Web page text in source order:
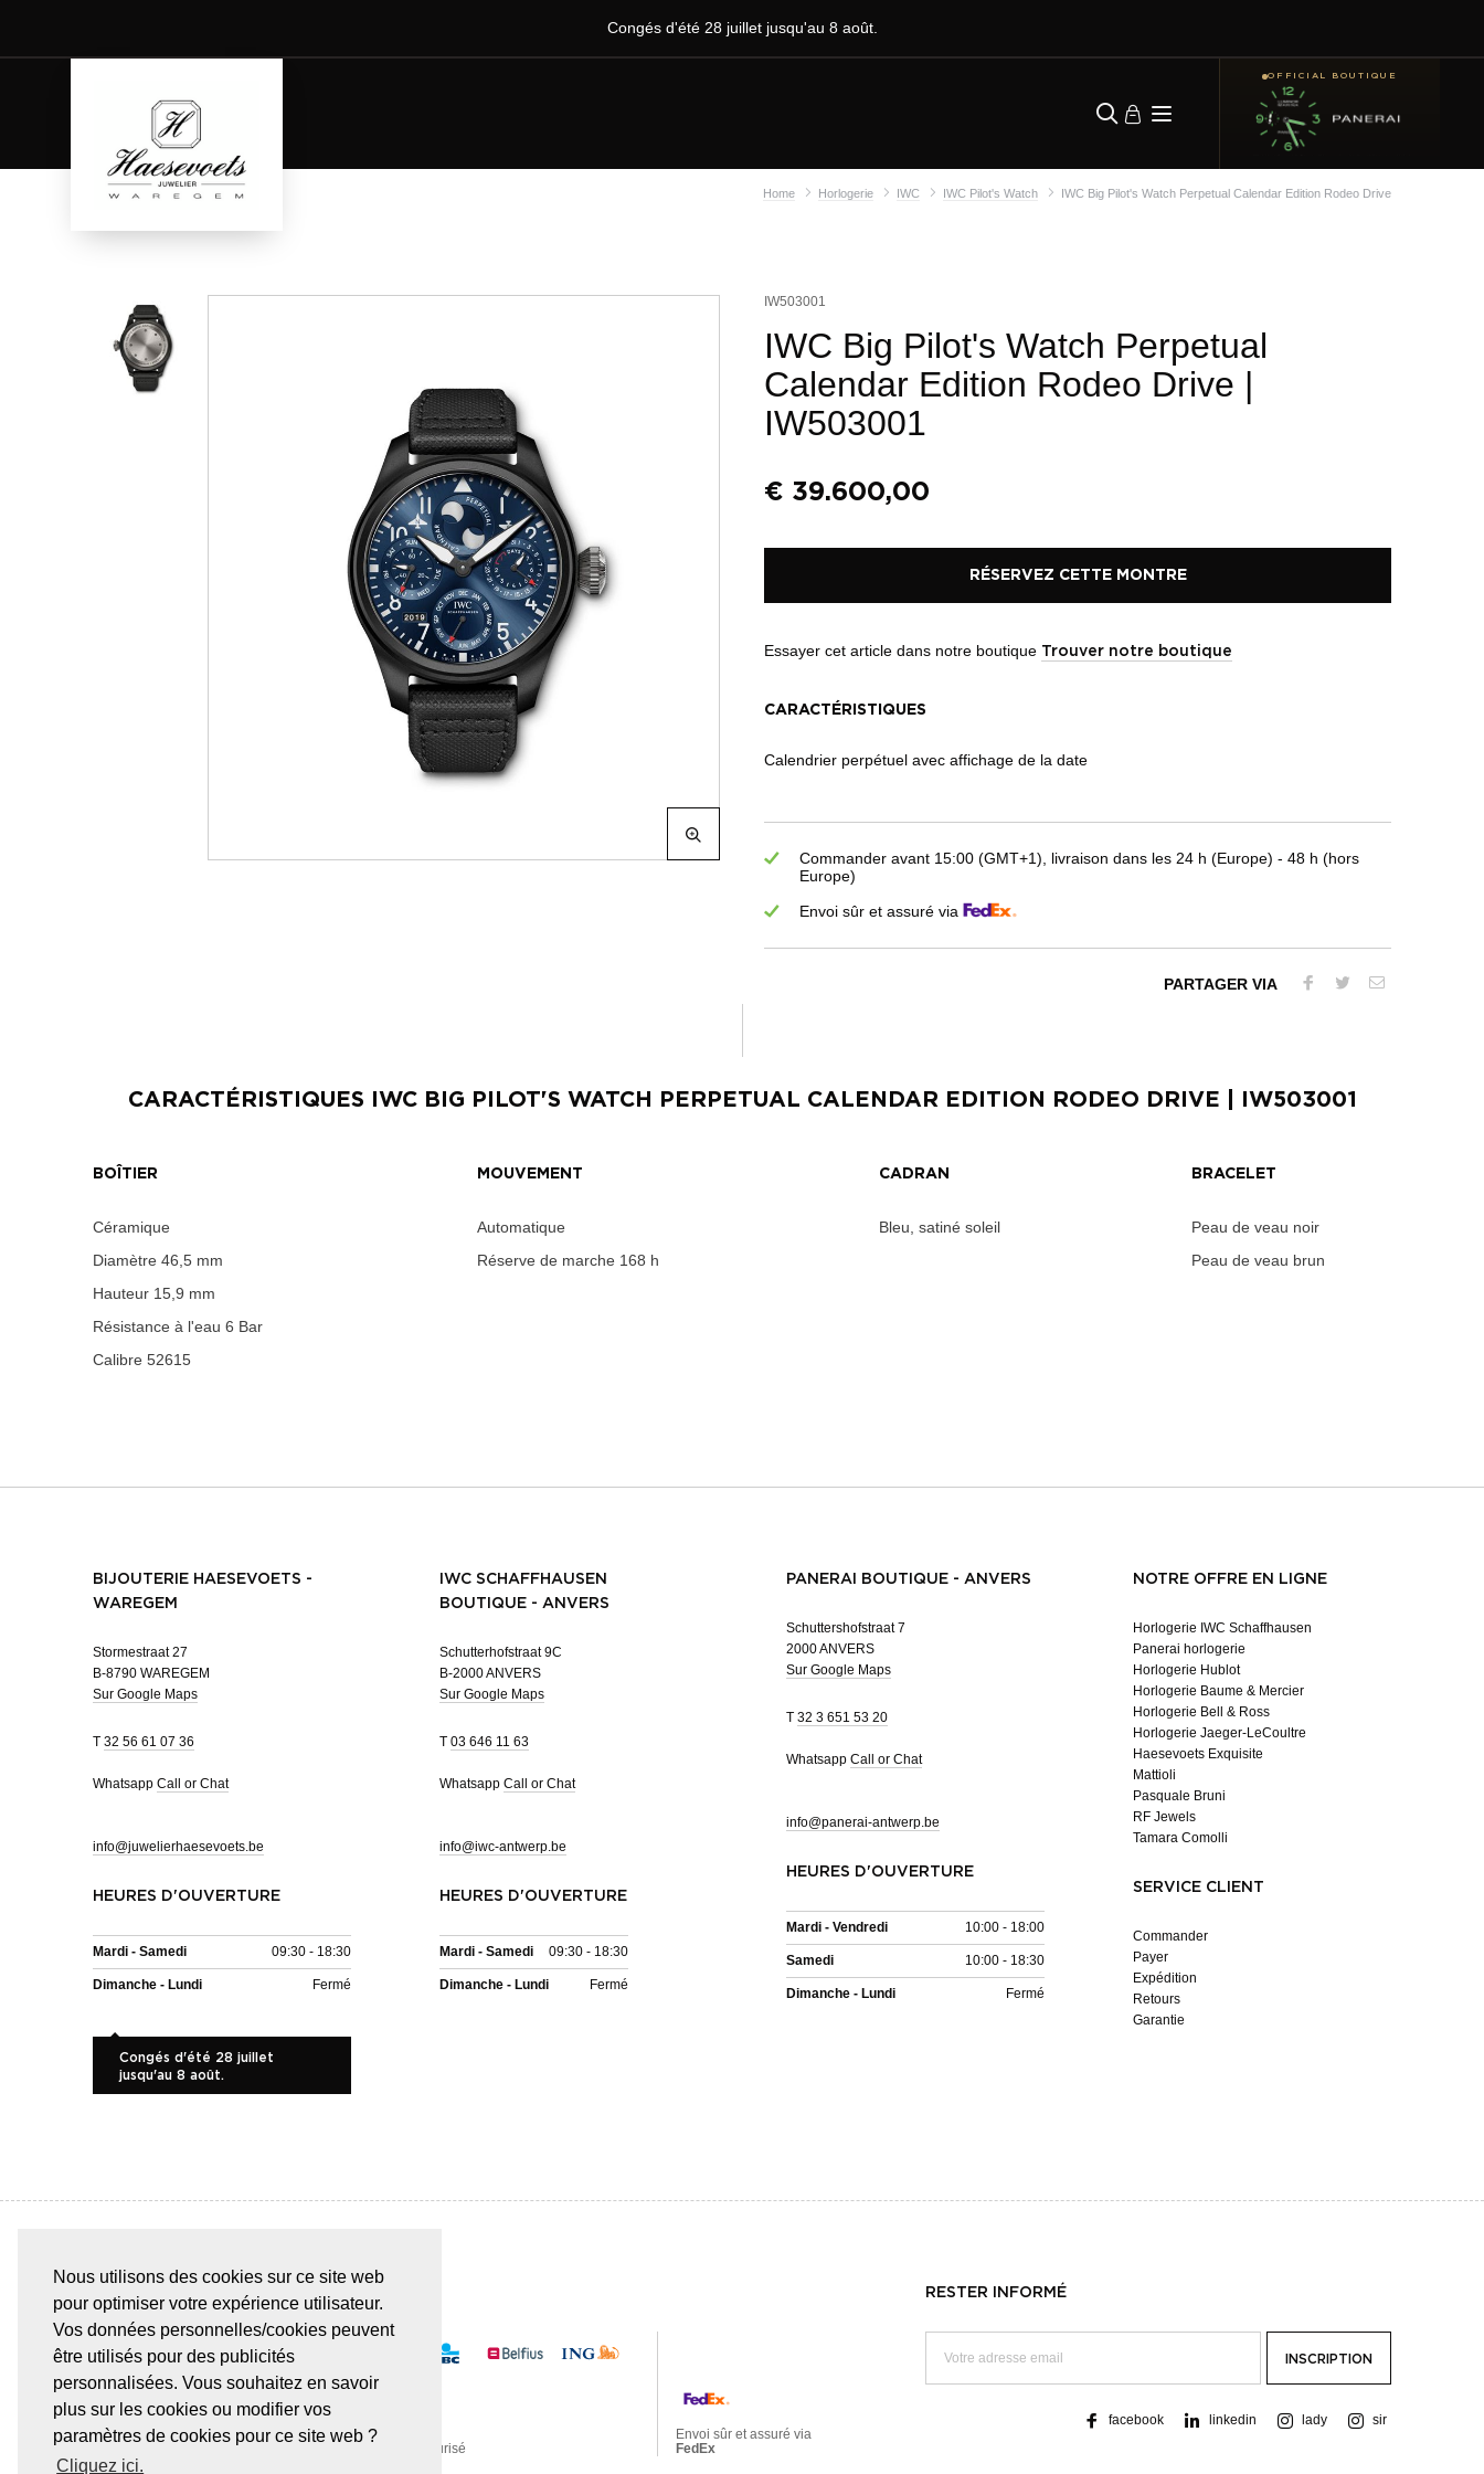
Nous utilisons des cookies sur ce site web
pour optimiser votre expérience utilisateur.
Vos données personnelles/cookies peuvent
être utilisés pour des publicités
personnalisées. Vous souhaitez en savoir
plus sur les cookies ou modifier vos
paramètres de cookies pour ce site web ?
Cliquez ici.
Congés d'été 28 juillet jusqu'au 8 août.
OFFICIAL BOUTIQUE
Home Horlogerie IWC IWC Pilot's Watch IWC Big Pilot's Watch Perpetual Calendar Edition Rodeo Drive
IW503001
IWC Big Pilot's Watch Perpetual
Calendar Edition Rodeo Drive |
IW503001
€ 39.600,00
RÉSERVEZ CETTE MONTRE
Essayer cet article dans notre boutique Trouver notre boutique
CARACTÉRISTIQUES
Calendrier perpétuel avec affichage de la date
Commander avant 15:00 (GMT+1), livraison dans les 24 h (Europe) - 48 h (hors
Europe)
Envoi sûr et assuré via
PARTAGER VIA
CARACTÉRISTIQUES IWC BIG PILOT'S WATCH PERPETUAL CALENDAR EDITION RODEO DRIVE | IW503001
BOÎTIER
Céramique
Diamètre 46,5 mm
Hauteur 15,9 mm
Résistance à l'eau 6 Bar
Calibre 52615
MOUVEMENT
Automatique
Réserve de marche 168 h
CADRAN
Bleu, satiné soleil
BRACELET
Peau de veau noir
Peau de veau brun
BIJOUTERIE HAESEVOETS -
WAREGEM
Stormestraat 27
B-8790 WAREGEM
Sur Google Maps
T 32 56 61 07 36
Whatsapp Call or Chat
info@juwelierhaesevoets.be
HEURES D'OUVERTURE
Mardi - Samedi 09:30 - 18:30
Dimanche - Lundi Fermé
Congés d'été 28 juillet
jusqu'au 8 août.
IWC SCHAFFHAUSEN
BOUTIQUE - ANVERS
Schutterhofstraat 9C
B-2000 ANVERS
Sur Google Maps
T 03 646 11 63
Whatsapp Call or Chat
info@iwc-antwerp.be
HEURES D'OUVERTURE
Mardi - Samedi 09:30 - 18:30
Dimanche - Lundi Fermé
PANERAI BOUTIQUE - ANVERS
Schuttershofstraat 7
2000 ANVERS
Sur Google Maps
T 32 3 651 53 20
Whatsapp Call or Chat
info@panerai-antwerp.be
HEURES D'OUVERTURE
Mardi - Vendredi 10:00 - 18:00
Samedi 10:00 - 18:30
Dimanche - Lundi Fermé
NOTRE OFFRE EN LIGNE
Horlogerie IWC Schaffhausen
Panerai horlogerie
Horlogerie Hublot
Horlogerie Baume & Mercier
Horlogerie Bell & Ross
Horlogerie Jaeger-LeCoultre
Haesevoets Exquisite
Mattioli
Pasquale Bruni
RF Jewels
Tamara Comolli
SERVICE CLIENT
Commander
Payer
Expédition
Retours
Garantie
PAIEMENT SÛR & FACILE
Toute transaction est effectuée via un serveur SSL sécurisé
Envoi sûr et assuré via
FedEx
RESTER INFORMÉ
facebook linkedin lady sir